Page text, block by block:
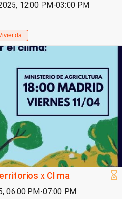
12:00 PM-03:00 PM
x Clima
06:00 PM-07:00 PM